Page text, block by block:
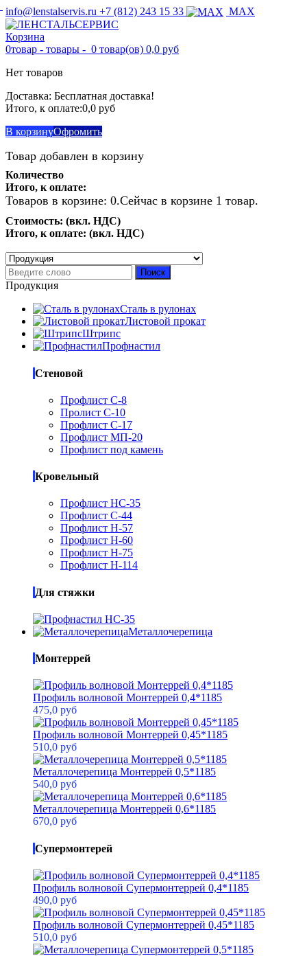
info@lenstalservis.ru +7 (812) 243 15 33 MAX
Корзина
0товар - товары - 0 товар(ов) 0,0 руб
Нет товаров
Доставка: Бесплатная доставка!
Итого, к оплате:0,0 руб
В корзинуОфромить
Товар добавлен в корзину
Количество
Итого, к оплате:
Товаров в корзине: 0.Сейчас в корзине 1 товар.
Стоимость: (вкл. НДС)
Итого, к оплате: (вкл. НДС)
Поиск
Продукция
Сталь в рулонах
Листовой прокат
Штрипс
Профнастил
Стеновой
Профлист С-8
Пролист С-10
Профлист С-17
Профлист МП-20
Профлист под камень
Кровельный
Профлист НС-35
Профлист С-44
Профлист Н-57
Профлист Н-60
Профлист Н-75
Профлист Н-114
Для стяжки
Металлочерепица
Монтеррей
Профиль волновой Монтеррей 0,4*1185
475,0 руб
Профиль волновой Монтеррей 0,45*1185
510,0 руб
Металлочерепица Монтеррей 0,5*1185
540,0 руб
Металлочерепица Монтеррей 0,6*1185
670,0 руб
Супермонтерей
Профиль волновой Супермонтеррей 0,4*1185
490,0 руб
Профиль волновой Супермонтеррей 0,45*1185
510,0 руб